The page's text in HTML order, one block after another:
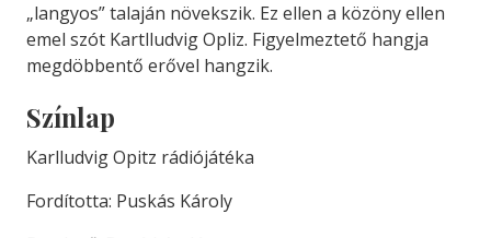
„langyos” talaján növekszik. Ez ellen a közöny ellen
emel szót Kartlludvig Opliz. Figyelmeztető hangja
megdöbbentő erővel hangzik.
Színlap
Karlludvig Opitz rádiójátéka
Fordította: Puskás Károly